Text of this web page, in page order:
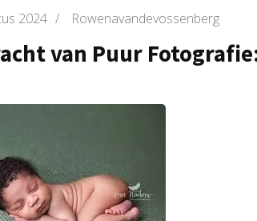
2024 / Rowenavandevossenberg
van Puur